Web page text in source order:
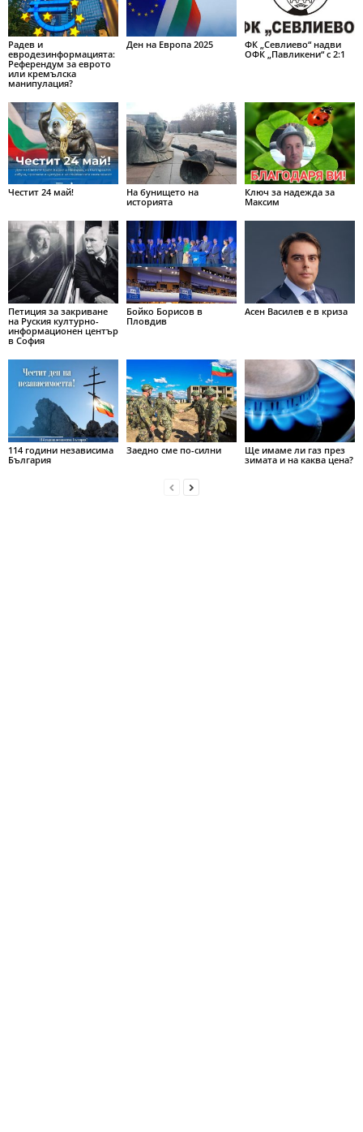
Радев и
евродезинформацията:
Референдум за еврото
или кремълска
манипулация?
Ден на Европа 2025
ФК „Севлиево“ надви
ОФК „Павликени“ с 2:1
Честит 24 май!
На бунището на
историята
Ключ за надежда за
Максим
Петиция за закриване
на Руския културно-
информационен център
в София
Бойко Борисов в
Пловдив
Асен Василев е в криза
114 години независима
България
Заедно сме по-силни
Ще имаме ли газ през
зимата и на каква цена?